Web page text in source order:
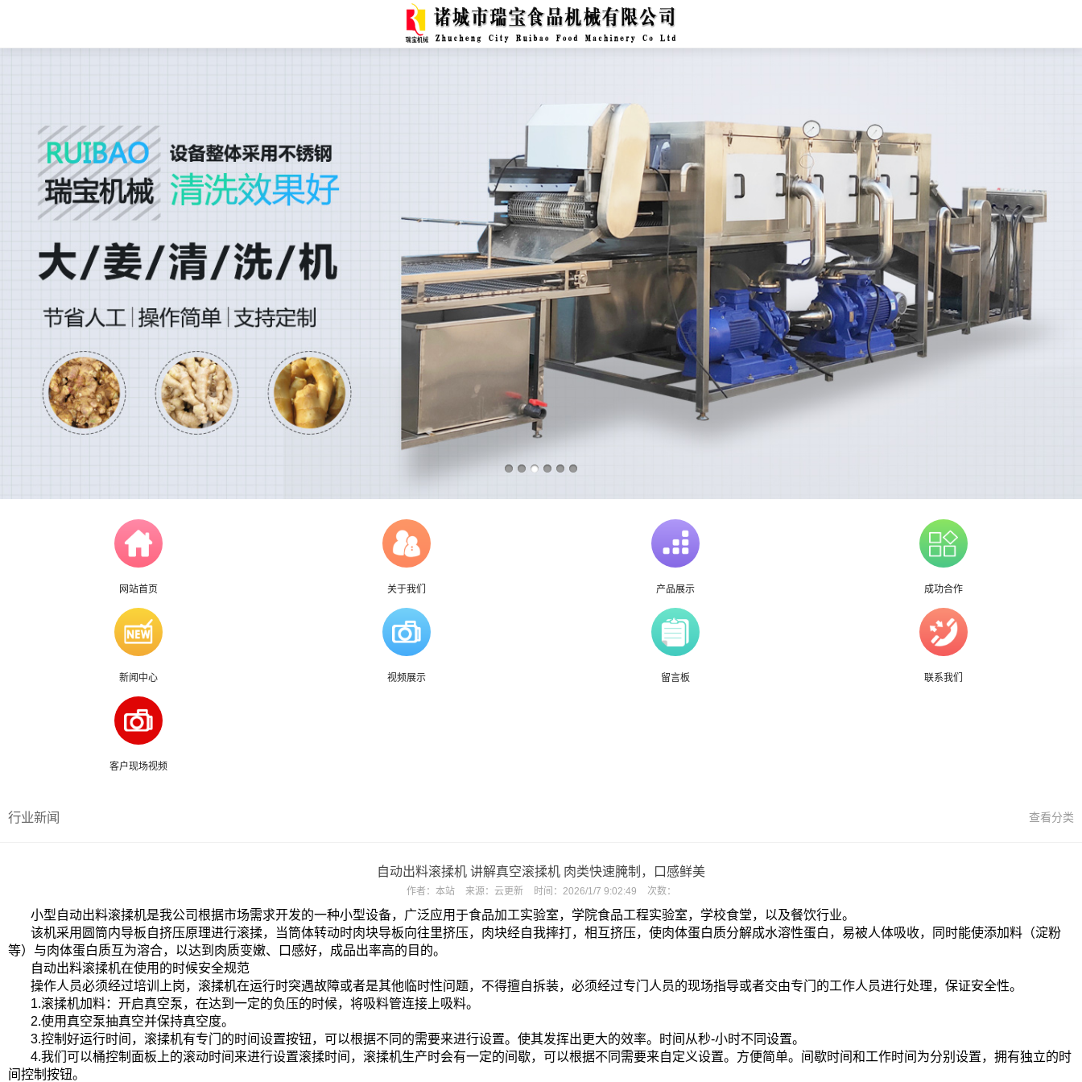
网站首页 关于我们 产品展示 成功合作
新闻中心 视频展示 留言板 联系我们
客户现场视频
行业新闻 查看分类
自动出料滚揉机 讲解真空滚揉机 肉类快速腌制，口感鲜美
作者： 本站 来源： 云更新 时间： 2026/1/7 9:02:49 次数：
小型自动出料滚揉机是我公司根据市场需求开发的一种小型设备，广泛应用于食品加工实验室，学院食品工程实验室，学校食堂，以及餐饮行业。
该机采用圆筒内导板自挤压原理进行滚揉，当筒体转动时肉块导板向往里挤压，肉块经自我摔打，相互挤压，使肉体蛋白质分解成水溶性蛋白，易被人体吸收，同时能使添加料（淀粉
等）与肉体蛋白质互为溶合，以达到肉质变嫩、口感好，成品出率高的目的。
自动出料滚揉机在使用的时候安全规范
操作人员必须经过培训上岗，滚揉机在运行时突遇故障或者是其他临时性问题，不得擅自拆装，必须经过专门人员的现场指导或者交由专门的工作人员进行处理，保证安全性。
1.滚揉机加料：开启真空泵，在达到一定的负压的时候，将吸料管连接上吸料。
2.使用真空泵抽真空并保持真空度。
3.控制好运行时间，滚揉机有专门的时间设置按钮，可以根据不同的需要来进行设置。使其发挥出更大的效率。时间从秒-小时不同设置。
4.我们可以桶控制面板上的滚动时间来进行设置滚揉时间，滚揉机生产时会有一定的间歇，可以根据不同需要来自定义设置。方便简单。间歇时间和工作时间为分别设置，拥有独立的时
间控制按钮。